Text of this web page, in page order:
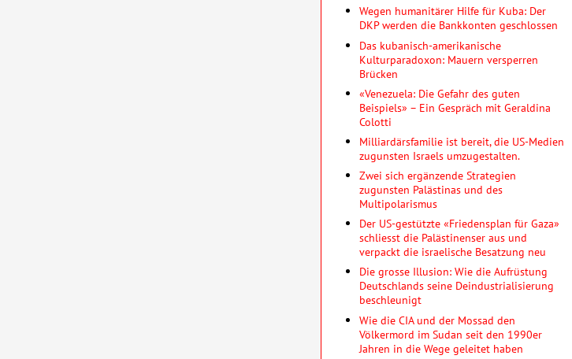
Wegen humanitärer Hilfe für Kuba: Der
DKP werden die Bankkonten geschlossen
Das kubanisch-amerikanische
Kulturparadoxon: Mauern versperren
Brücken
«Venezuela: Die Gefahr des guten
Beispiels» – Ein Gespräch mit Geraldina
Colotti
Milliardärsfamilie ist bereit, die US-Medien
zugunsten Israels umzugestalten.
Zwei sich ergänzende Strategien
zugunsten Palästinas und des
Multipolarismus
Der US-gestützte «Friedensplan für Gaza»
schliesst die Palästinenser aus und
verpackt die israelische Besatzung neu
Die grosse Illusion: Wie die Aufrüstung
Deutschlands seine Deindustrialisierung
beschleunigt
Wie die CIA und der Mossad den
Völkermord im Sudan seit den 1990er
Jahren in die Wege geleitet haben